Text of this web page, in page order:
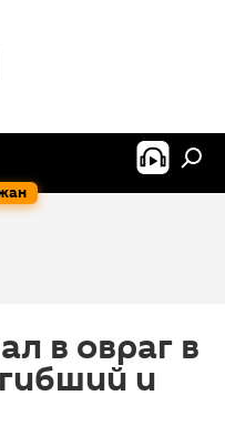
в овраг в
и